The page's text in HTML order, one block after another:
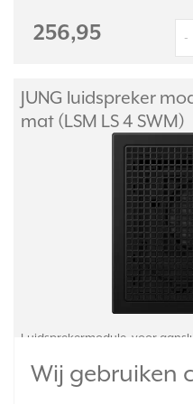
Wij gebruiken
256,95 -
JUNG luidspreker
mat (LSM LS 4 SWM)
Luidsprekermodule, voor
bereik, met optimale akoestiek